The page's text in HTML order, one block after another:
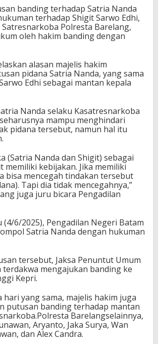
banding terhadap Satria Nanda
terhadap Shigit Sarwo Edhi,
Polresta Barelang,
oleh hakim banding dengan
alasan majelis hakim
pidana Satria Nanda, yang sama
Edhi sebagai mantan kepala
Nanda selaku Kasatresnarkoba
mampu menghindari
pidana tersebut, namun hal itu
(Satria Nanda dan Shigit) sebagai
memiliki kebijakan. Jika memiliki
bisa mencegah tindakan tersebut
Tapi dia tidak mencegahnya,”
juga juru bicara Pengadilan
(4/6/2025), Pengadilan Negeri Batam
Satria Nanda dengan hukuman
tersebut, Jaksa Penuntut Umum
terdakwa mengajukan banding ke
Kepri.
hari yang sama, majelis hakim juga
putusan banding terhadap mantan
Barelangselainnya,
Aryanto, Jaka Surya, Wan
dan Alex Candra.